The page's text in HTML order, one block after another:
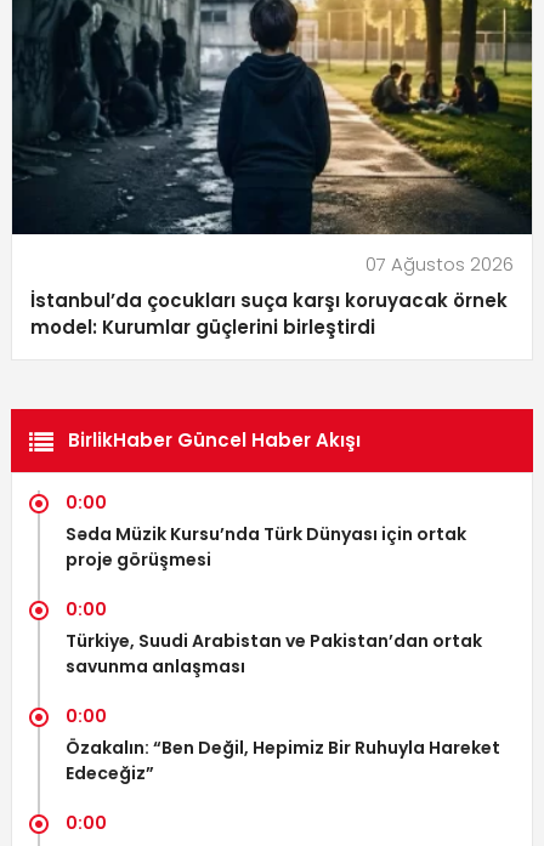
07 Ağustos 2026
İstanbul’da çocukları suça karşı koruyacak örnek
model: Kurumlar güçlerini birleştirdi
BirlikHaber Güncel Haber Akışı
0:00
Səda Müzik Kursu’nda Türk Dünyası için ortak
proje görüşmesi
0:00
Türkiye, Suudi Arabistan ve Pakistan’dan ortak
savunma anlaşması
0:00
Özakalın: “Ben Değil, Hepimiz Bir Ruhuyla Hareket
Edeceğiz”
0:00